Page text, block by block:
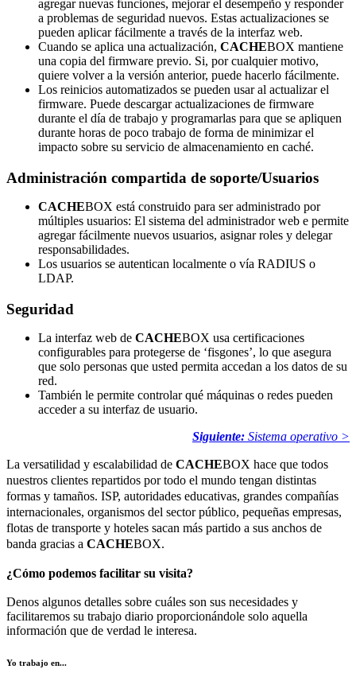
agregar nuevas funciones, mejorar el desempeño y responder
a problemas de seguridad nuevos. Estas actualizaciones se
pueden aplicar fácilmente a través de la interfaz web.
Cuando se aplica una actualización, CACHEBOX mantiene
una copia del firmware previo. Si, por cualquier motivo,
quiere volver a la versión anterior, puede hacerlo fácilmente.
Los reinicios automatizados se pueden usar al actualizar el
firmware. Puede descargar actualizaciones de firmware
durante el día de trabajo y programarlas para que se apliquen
durante horas de poco trabajo de forma de minimizar el
impacto sobre su servicio de almacenamiento en caché.
Administración compartida de soporte/Usuarios
CACHEBOX está construido para ser administrado por
múltiples usuarios: El sistema del administrador web e permite
agregar fácilmente nuevos usuarios, asignar roles y delegar
responsabilidades.
Los usuarios se autentican localmente o vía RADIUS o
LDAP.
Seguridad
La interfaz web de CACHEBOX usa certificaciones
configurables para protegerse de ‘fisgones’, lo que asegura
que solo personas que usted permita accedan a los datos de su
red.
También le permite controlar qué máquinas o redes pueden
acceder a su interfaz de usuario.
Siguiente: Sistema operativo >
La versatilidad y escalabilidad de CACHEBOX hace que todos
nuestros clientes repartidos por todo el mundo tengan distintas
formas y tamaños. ISP, autoridades educativas, grandes compañías
internacionales, organismos del sector público, pequeñas empresas,
flotas de transporte y hoteles sacan más partido a sus anchos de
banda gracias a CACHEBOX.
¿Cómo podemos facilitar su visita?
Denos algunos detalles sobre cuáles son sus necesidades y
facilitaremos su trabajo diario proporcionándole solo aquella
información que de verdad le interesa.
Yo trabajo en...